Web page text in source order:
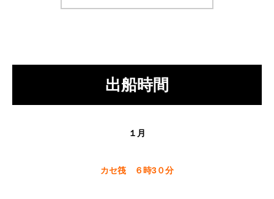
出船時間
１月
カセ筏 ６時3０分